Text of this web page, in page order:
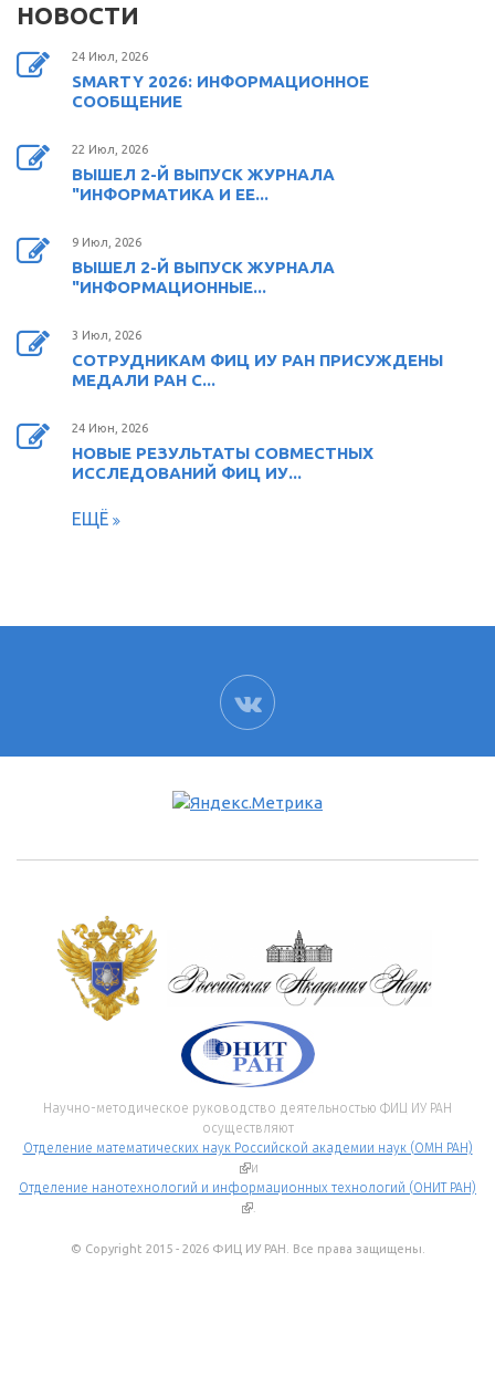
НОВОСТИ
24 Июл, 2026
SMARTY 2026: ИНФОРМАЦИОННОЕ
СООБЩЕНИЕ
22 Июл, 2026
ВЫШЕЛ 2-Й ВЫПУСК ЖУРНАЛА
"ИНФОРМАТИКА И ЕЕ...
9 Июл, 2026
ВЫШЕЛ 2-Й ВЫПУСК ЖУРНАЛА
"ИНФОРМАЦИОННЫЕ...
3 Июл, 2026
СОТРУДНИКАМ ФИЦ ИУ РАН ПРИСУЖДЕНЫ
МЕДАЛИ РАН С...
24 Июн, 2026
НОВЫЕ РЕЗУЛЬТАТЫ СОВМЕСТНЫХ
ИССЛЕДОВАНИЙ ФИЦ ИУ...
ЕЩЁ
ВК
Научно-методическое руководство деятельностью ФИЦ ИУ РАН
осуществляют
Отделение математических наук Российской академии наук (ОМН РАН)
(внешняя ссылка)
и
Отделение нанотехнологий и информационных технологий (ОНИТ РАН)
(внешняя ссылка)
.
© Copyright 2015 - 2026 ФИЦ ИУ РАН. Все права защищены.